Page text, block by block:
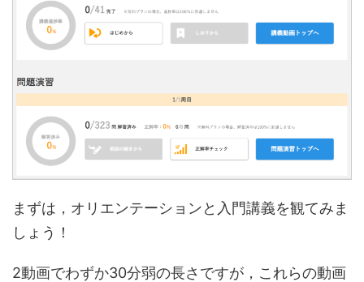
まずは，オリエンテーションと入門講義を観てみま
しょう！
2動画でわずか30分弱の長さですが，これらの動画